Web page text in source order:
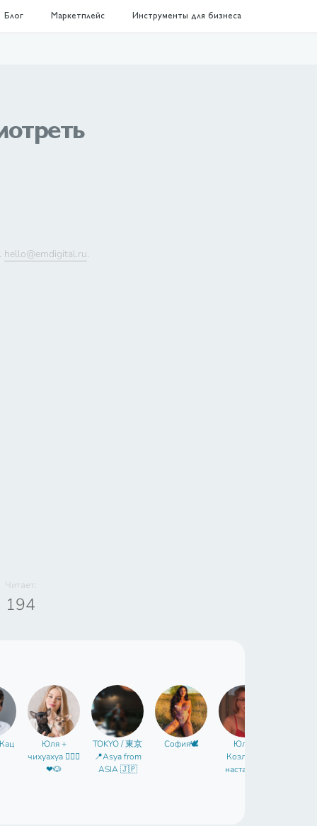
Блог Маркетплейс Инструменты для бизнеса
hello@emdigital.ru.
Читает:
194
Юля +
чихуахуа 👱🏻‍♀️
❤🐶
TOKYO / 東京
📍Asya from
ASIA 🇯🇵
София🕊
Юлия
Козлова |
наставник